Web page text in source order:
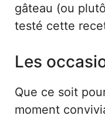
gâteau (ou
testé cette
Les
Que ce soit
moment